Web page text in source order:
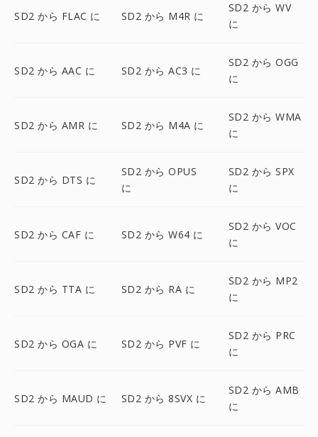
SD2 から FLAC に SD2 から M4R に
SD2 から WV
に
SD2 から AAC に SD2 から AC3 に
SD2 から OGG
に
SD2 から AMR に SD2 から M4A に
SD2 から WMA
に
SD2 から DTS に
SD2 から OPUS
に
SD2 から SPX
に
SD2 から CAF に SD2 から W64 に
SD2 から VOC
に
SD2 から TTA に SD2 から RA に
SD2 から MP2
に
SD2 から OGA に SD2 から PVF に
SD2 から PRC
に
SD2 から MAUD に SD2 から 8SVX に
SD2 から AMB
に